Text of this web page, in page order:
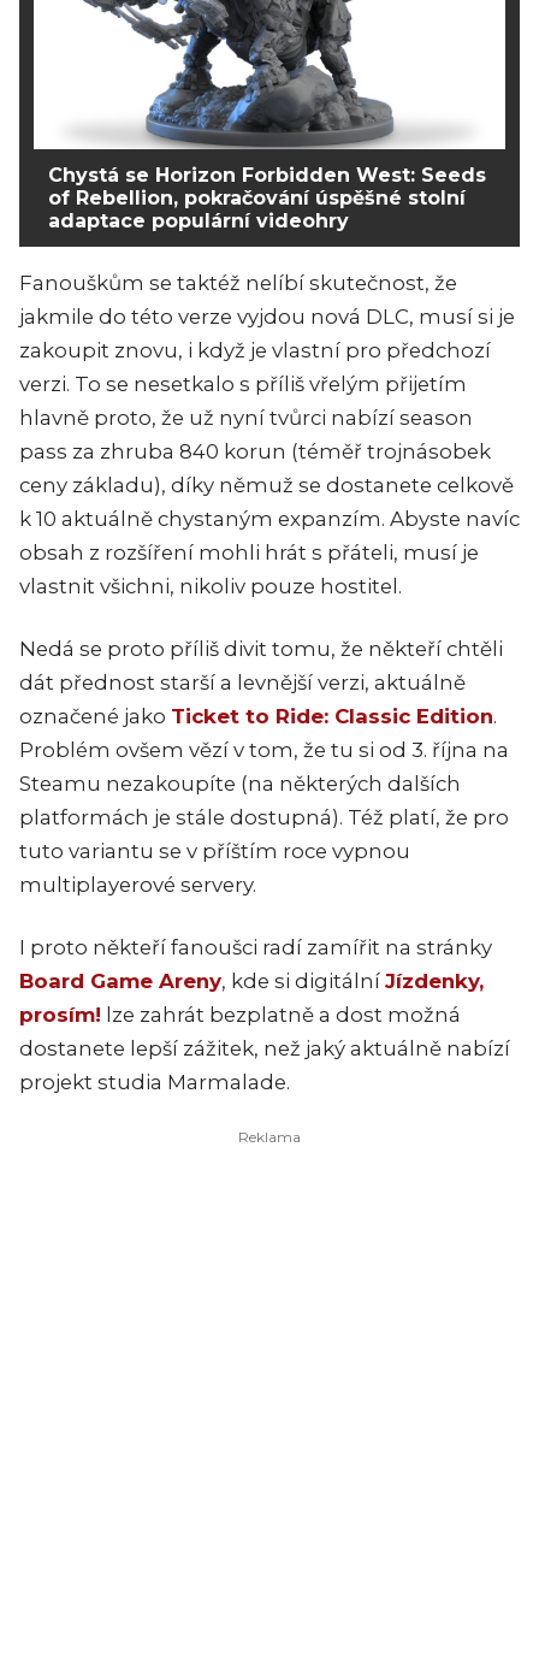
Chystá se Horizon Forbidden West: Seeds
of Rebellion, pokračování úspěšné stolní
adaptace populární videohry
Fanouškům se taktéž nelíbí skutečnost, že
jakmile do této verze vyjdou nová DLC, musí si je
zakoupit znovu, i když je vlastní pro předchozí
verzi. To se nesetkalo s příliš vřelým přijetím
hlavně proto, že už nyní tvůrci nabízí season
pass za zhruba 840 korun (téměř trojnásobek
ceny základu), díky němuž se dostanete celkově
k 10 aktuálně chystaným expanzím. Abyste navíc
obsah z rozšíření mohli hrát s přáteli, musí je
vlastnit všichni, nikoliv pouze hostitel.
Nedá se proto příliš divit tomu, že někteří chtěli
dát přednost starší a levnější verzi, aktuálně
označené jako Ticket to Ride: Classic Edition.
Problém ovšem vězí v tom, že tu si od 3. října na
Steamu nezakoupíte (na některých dalších
platformách je stále dostupná). Též platí, že pro
tuto variantu se v příštím roce vypnou
multiplayerové servery.
I proto někteří fanoušci radí zamířit na stránky
Board Game Areny, kde si digitální Jízdenky,
prosím! lze zahrát bezplatně a dost možná
dostanete lepší zážitek, než jaký aktuálně nabízí
projekt studia Marmalade.